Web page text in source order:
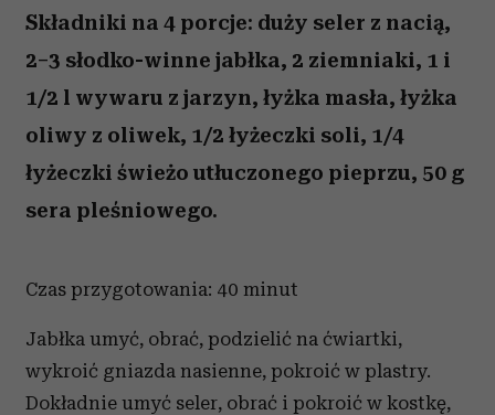
Składniki na 4 porcje: duży seler z nacią,
2–3 słodko-winne jabłka, 2 ziemniaki, 1 i
1/2 l wywaru z jarzyn, łyżka masła, łyżka
oliwy z oliwek, 1/2 łyżeczki soli, 1/4
łyżeczki świeżo utłuczonego pieprzu, 50 g
sera pleśniowego.
Czas przygotowania: 40 minut
Jabłka umyć, obrać, podzielić na ćwiartki,
wykroić gniazda nasienne, pokroić w plastry.
Dokładnie umyć seler, obrać i pokroić w kostkę,